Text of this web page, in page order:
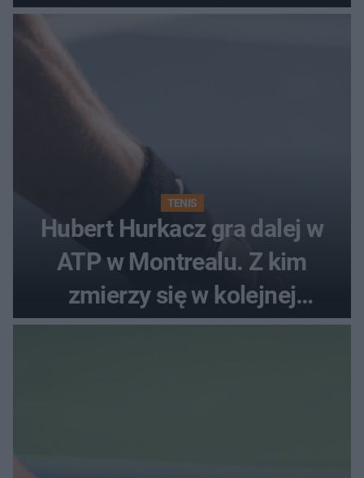
TENIS
Hubert Hurkacz gra dalej w
ATP w Montrealu. Z kim
zmierzy się w kolejnej
rundzie?